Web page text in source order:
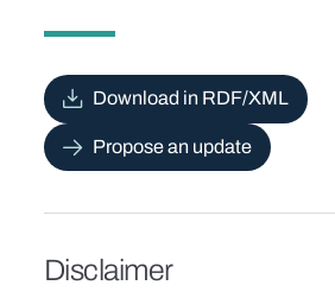
Download in RDF/XML
Propose an update
Disclaimer